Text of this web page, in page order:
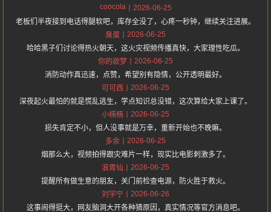
coocola
2026-06-25
老板们半夜接到电话得腿软吧，库存全没了，心疼一秒钟，继续关注进展。
臭蛋
2026-06-25
哈哈黑子们讨论得热火朝天，这火灾视频传播真快，大家理性吃瓜。
你的欲梦
2026-06-25
消防动作真迅速，点赞，希望别有隐情，公开透明最好。
可可西
2026-06-25
深夜起火最怕的就是慌乱逃生，学点知识总没错，这次算给大家上课了。
小楠楠
2026-06-25
损失肯定不小，但人没事就是万幸，重新开始也不晚嘛。
多余
2026-06-25
烟那么大，视频拍得跟灾难片一样，现实比电影刺激多了。
浪胃仙
2026-06-25
提醒所有做生意的朋友，关门前检查电源，防火胜于救火。
刘宇宁
2026-06-26
这事闹得挺大，网友脑洞大开各种猜原因，真实情况等官方消息吧。